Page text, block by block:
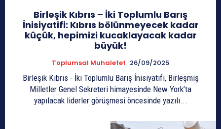
Birleşik Kıbrıs – İki Toplumlu Barış
İnisiyatifi: Kıbrıs bölünmeyecek kadar
küçük, hepimizi kucaklayacak kadar
büyük!
Toplumsal Muhalefet 26/09/2025
Birleşik Kıbrıs - İki Toplumlu Barış İnisiyatifi, Birleşmiş
Milletler Genel Sekreteri himayesinde New York’ta
yapılacak liderler görüşmesi öncesinde yazılı...